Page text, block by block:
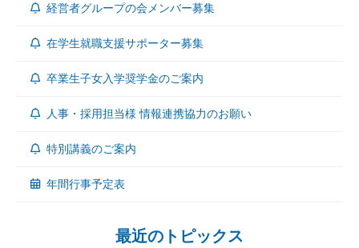
経営者グループの会メンバー募集
在学生就職支援サポーター募集
卒業生子女入学奨学金のご案内
人事・採用担当様 情報連携協力のお願い
特別講義のご案内
年間行事予定表
最近のトピックス